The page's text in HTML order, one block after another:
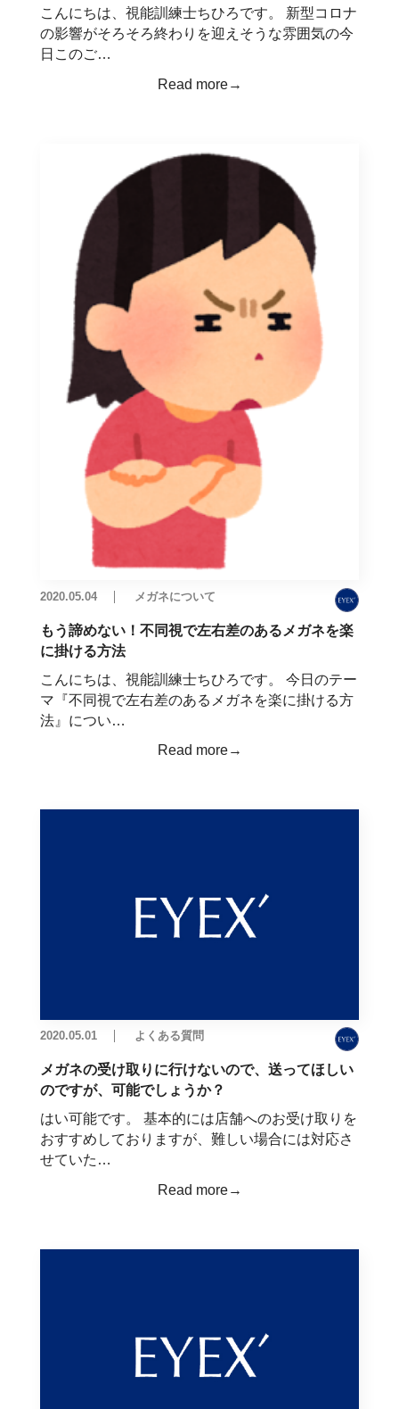
こんにちは、視能訓練士ちひろです。 新型コロナ
の影響がそろそろ終わりを迎えそうな雰囲気の今
日このご…
Read more→
2020.05.04 メガネについて
もう諦めない！不同視で左右差のあるメガネを楽
に掛ける方法
こんにちは、視能訓練士ちひろです。 今日のテー
マ『不同視で左右差のあるメガネを楽に掛ける方
法』につい…
Read more→
2020.05.01 よくある質問
メガネの受け取りに行けないので、送ってほしい
のですが、可能でしょうか？
はい可能です。 基本的には店舗へのお受け取りを
おすすめしておりますが、難しい場合には対応さ
せていた…
Read more→